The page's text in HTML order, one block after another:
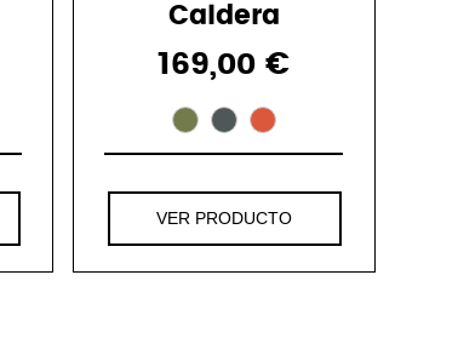
Caldera
169,00 €
VER PRODUCTO